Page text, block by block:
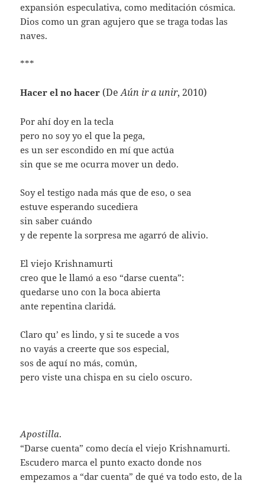
expansión especulativa, como meditación cósmica.
Dios como un gran agujero que se traga todas las
naves.
***
Hacer el no hacer (DeAún ir a unir, 2010)
Por ahí doy en la tecla
pero no soy yo el que la pega,
es un ser escondido en mí que actúa
sin que se me ocurra mover un dedo.
Soy el testigo nada más que de eso, o sea
estuve esperando sucediera
sin saber cuándo
y de repente la sorpresa me agarró de alivio.
El viejo Krishnamurti
creo que le llamó a eso “darse cuenta”:
quedarse uno con la boca abierta
ante repentina claridá.
Claro qu’ es lindo, y si te sucede a vos
no vayás a creerte que sos especial,
sos de aquí no más, común,
pero viste una chispa en su cielo oscuro.
Apostilla.
“Darse cuenta” como decía el viejo Krishnamurti.
Escudero marca el punto exacto donde nos
empezamos a “dar cuenta” de qué va todo esto, de la